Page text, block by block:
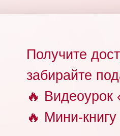
Получите
забирайте
🔥
🔥 Мини-